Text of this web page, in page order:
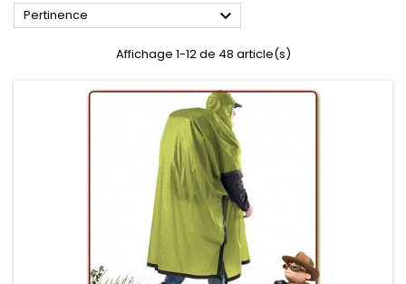
Pertinence 
Affichage 1-12 de 48 article(s)